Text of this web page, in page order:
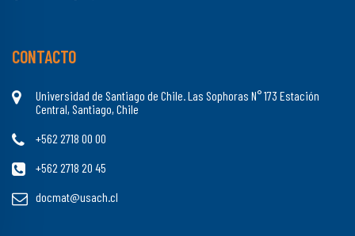
CONTACTO
Universidad de Santiago de Chile. Las Sophoras N° 173 Estación
Central, Santiago, Chile
+562 2718 00 00
+562 2718 20 45
docmat@usach.cl